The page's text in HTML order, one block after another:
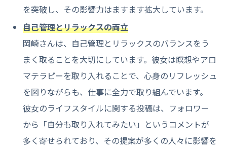
を突破し、その影響力はますます拡大しています。
自己管理とリラックスの両立
岡崎さんは、自己管理とリラックスのバランスをう
まく取ることを大切にしています。彼女は瞑想やアロ
マテラピーを取り入れることで、心身のリフレッシュ
を図りながらも、仕事に全力で取り組んでいます。
彼女のライフスタイルに関する投稿は、フォロワー
から「自分も取り入れてみたい」というコメントが
多く寄せられており、その提案が多くの人々に影響を